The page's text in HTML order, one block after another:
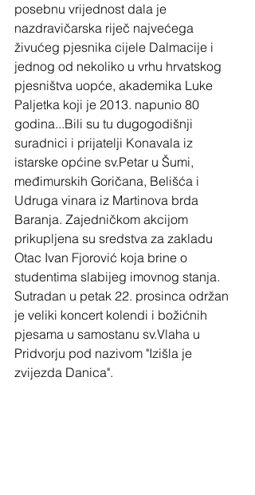
posebnu vrijednost dala je
nazdravičarska riječ najvećega
živućeg pjesnika cijele Dalmacije i
jednog od nekoliko u vrhu hrvatskog
pjesništva uopće, akademika Luke
Paljetka koji je 2013. napunio 80
godina...Bili su tu dugogodišnji
suradnici i prijatelji Konavala iz
istarske općine sv.Petar u Šumi,
međimurskih Goričana, Belišća i
Udruga vinara iz Martinova brda
Baranja. Zajedničkom akcijom
prikupljena su sredstva za zakladu
Otac Ivan Fjorović koja brine o
studentima slabijeg imovnog stanja.
Sutradan u petak 22. prosinca održan
je veliki koncert kolendi i božićnih
pjesama u samostanu sv.Vlaha u
Pridvorju pod nazivom "Izišla je
zvijezda Danica".